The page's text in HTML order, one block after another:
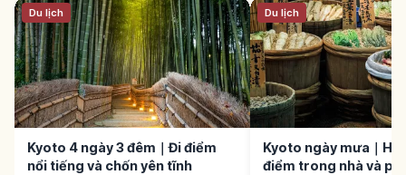
Du lịch
Kyoto 4 ngày 3 đêm｜Đi điểm
nổi tiếng và chốn yên tĩnh
Du lịch
Kyoto ngày mưa｜
điểm trong nhà và